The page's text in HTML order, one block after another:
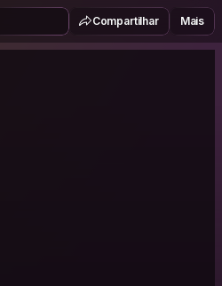
Compartilhar Mais